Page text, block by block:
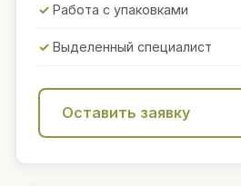
Работа с упаковками
Выделенный специалист
Оставить заявку